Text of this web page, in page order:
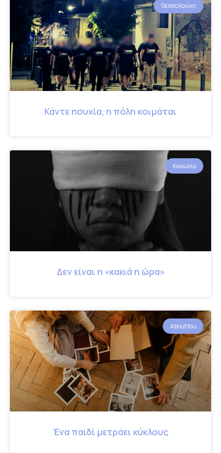
Θεσσαλονίκη
Κάντε ησυχία, η πόλη κοιμάται
Κοινωνία
Δεν είναι η «κακιά η ώρα»
AboutYou
Ένα παιδί μετράει κύκλους